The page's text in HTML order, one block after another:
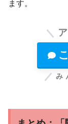
ます。
み